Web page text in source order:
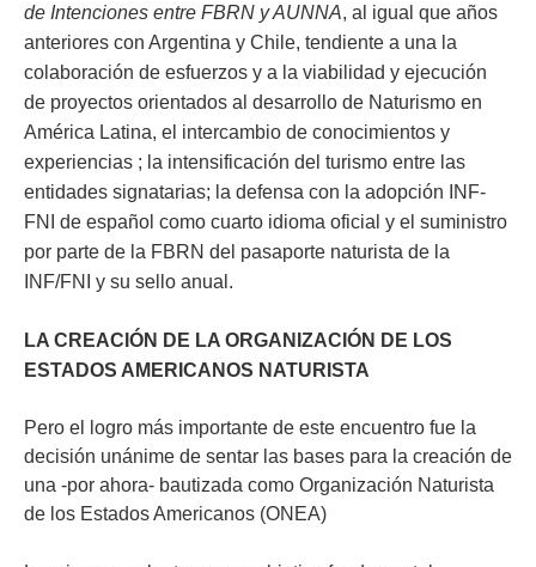
de Intenciones entre FBRN y AUNNA, al igual que años
anteriores con Argentina y Chile, tendiente a una la
colaboración de esfuerzos y a la viabilidad y ejecución
de proyectos orientados al desarrollo de Naturismo en
América Latina, el intercambio de conocimientos y
experiencias ; la intensificación del turismo entre las
entidades signatarias; la defensa con la adopción INF-
FNI de español como cuarto idioma oficial y el suministro
por parte de la FBRN del pasaporte naturista de la
INF/FNI y su sello anual.
LA CREACIÓN DE LA ORGANIZACIÓN DE LOS
ESTADOS AMERICANOS NATURISTA
Pero el logro más importante de este encuentro fue la
decisión unánime de sentar las bases para la creación de
una -por ahora- bautizada como Organización Naturista
de los Estados Americanos (ONEA)